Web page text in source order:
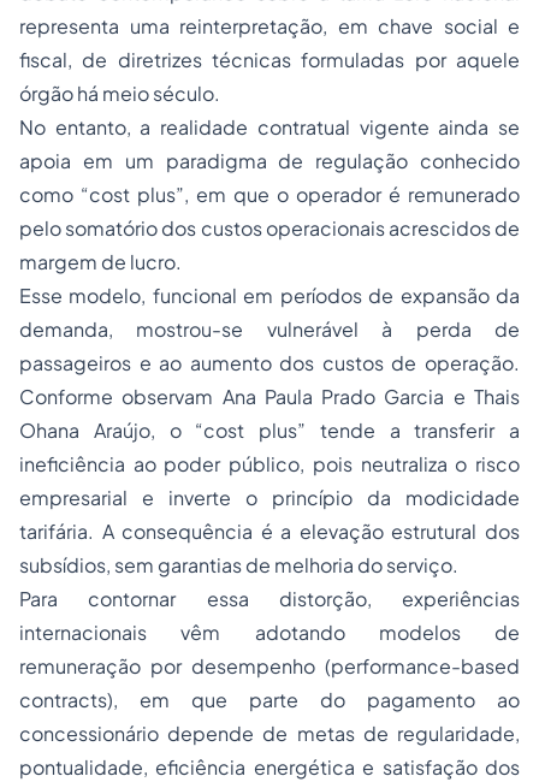
representa uma reinterpretação, em chave social e
fiscal, de diretrizes técnicas formuladas por aquele
órgão há meio século.
No entanto, a realidade contratual vigente ainda se
apoia em um paradigma de regulação conhecido
como “cost plus”, em que o operador é remunerado
pelo somatório dos custos operacionais acrescidos de
margem de lucro.
Esse modelo, funcional em períodos de expansão da
demanda, mostrou-se vulnerável à perda de
passageiros e ao aumento dos custos de operação.
Conforme observam Ana Paula Prado Garcia e Thais
Ohana Araújo, o “cost plus” tende a transferir a
ineficiência ao poder público, pois neutraliza o risco
empresarial e inverte o princípio da modicidade
tarifária. A consequência é a elevação estrutural dos
subsídios, sem garantias de melhoria do serviço.
Para contornar essa distorção, experiências
internacionais vêm adotando modelos de
remuneração por desempenho (performance-based
contracts), em que parte do pagamento ao
concessionário depende de metas de regularidade,
pontualidade, eficiência energética e satisfação dos